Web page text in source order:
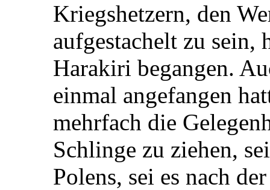
Kriegshetzern, den
aufgestachelt zu sein,
Harakiri begangen.
einmal angefangen
mehrfach die
Schlinge zu ziehen,
Polens, sei es nach